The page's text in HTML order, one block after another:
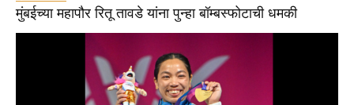
मुंबईच्या महापौर रितू तावडे यांना पुन्हा बॉम्बस्फोटाची धमकी